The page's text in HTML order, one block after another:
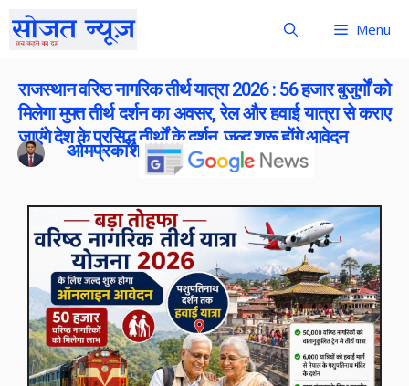
Menu
राजस्थान वरिष्ठ नागरिक तीर्थ यात्रा 2026 : 56 हजार बुजुर्गों को
मिलेगा मुफ्त तीर्थ दर्शन का अवसर, रेल और हवाई यात्रा से कराए
जाएंगे देश के प्रसिद्ध तीर्थों के दर्शन, जल्द शुरू होंगे आवेदन
ओमप्रकाश बोराना
Publish On: 18 May 2026